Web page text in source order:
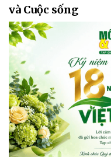
và Cuộc sống